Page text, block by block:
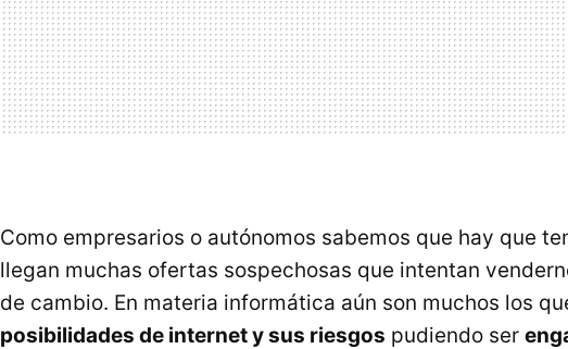
Como empresarios o autónomos sabemos que hay que
llegan muchas ofertas sospechosas que intentan
de cambio. En materia informática aún son muchos los
posibilidades de internet y sus riesgos pudiendo ser